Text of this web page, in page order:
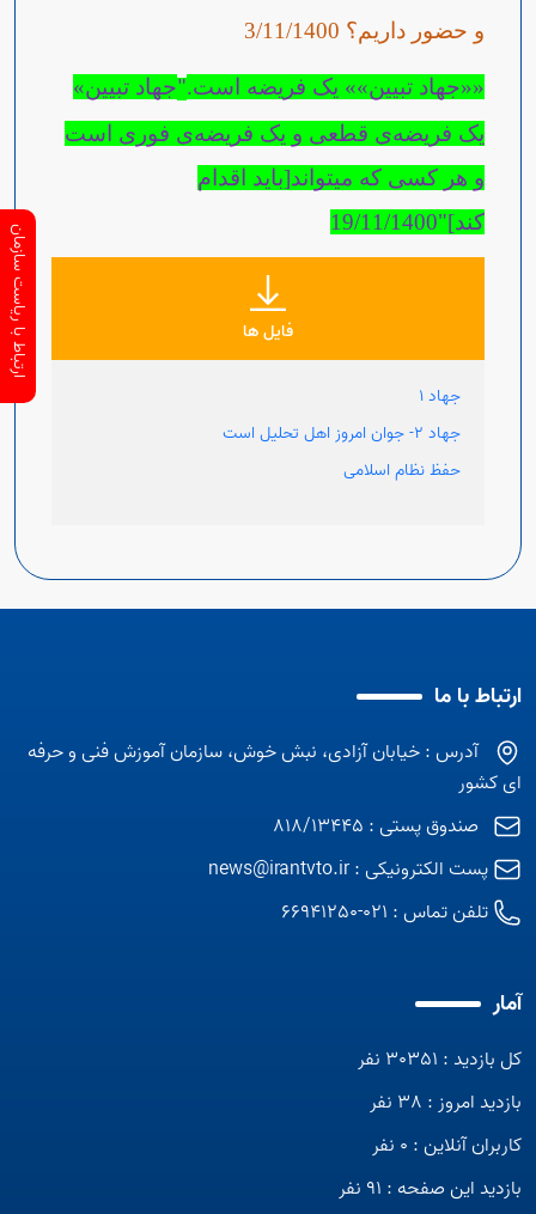
و حضور داریم؟ 3/11/1400
««جهاد تبیین»» یک فریضه است."جهاد تبیین»
یک فریضه‌ی قطعی و یک فریضه‌ی فوری است
و هر کسی که میتواند[باید اقدام
کند]"19/11/1400
فایل ها
جهاد 1
جهاد 2- جوان امروز اهل تحلیل است
حفظ نظام اسلامی
ارتباط با ما
آدرس : خیابان آزادی، نبش خوش، سازمان آموزش فنی و حرفه
ای کشور
صندوق پستی : 818/13445
پست الکترونیکی :news@irantvto.ir
تلفن تماس : 021-66941250
آمار
کل بازدید : 30351 نفر
بازدید امروز : 38 نفر
کاربران آنلاین : 0 نفر
بازدید این صفحه : 91 نفر
ارتباط با ریاست سازمان